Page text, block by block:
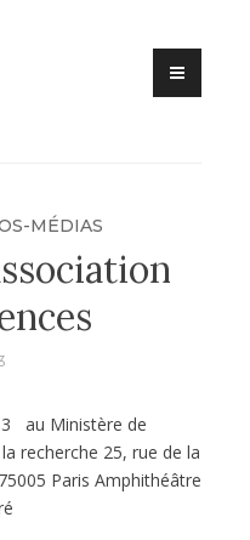
Bernard Lyon
MÉDIAS
au Ministère de
recherche 25, rue de la
Paris Amphithéâtre